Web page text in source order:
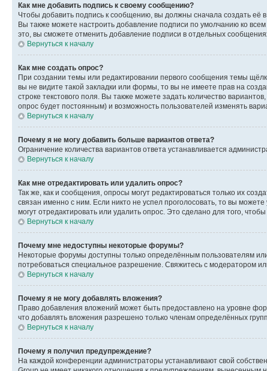
Как мне добавить подпись к своему сообщению?
Чтобы добавить подпись к сообщению, вы должны сначала создать её
Вы также можете настроить добавление подписи по умолчанию ко
это, вы сможете отменить добавление подписи в отдельных
Вернуться к началу
Как мне создать опрос?
При создании темы или редактировании первого сообщения темы
вы не видите такой закладки или формы, то вы не имеете прав на
строке текстового поля. Вы также можете задать количество
опрос будет постоянным) и возможность пользователей изменять
Вернуться к началу
Почему я не могу добавить больше вариантов ответа?
Ограничение количества вариантов ответа устанавливается
Вернуться к началу
Как мне отредактировать или удалить опрос?
Так же, как и сообщения, опросы могут редактироваться только их
связан именно с ним. Если никто не успел проголосовать, то вы
могут отредактировать или удалить опрос. Это сделано для того,
Вернуться к началу
Почему мне недоступны некоторые форумы?
Некоторые форумы доступны только определённым пользователям
потребоваться специальное разрешение. Свяжитесь с модератором
Вернуться к началу
Почему я не могу добавлять вложения?
Право добавления вложений может быть предоставлено на уровне
что добавлять вложения разрешено только членам определённых
Вернуться к началу
Почему я получил предупреждение?
На каждой конференции администраторы устанавливают свой